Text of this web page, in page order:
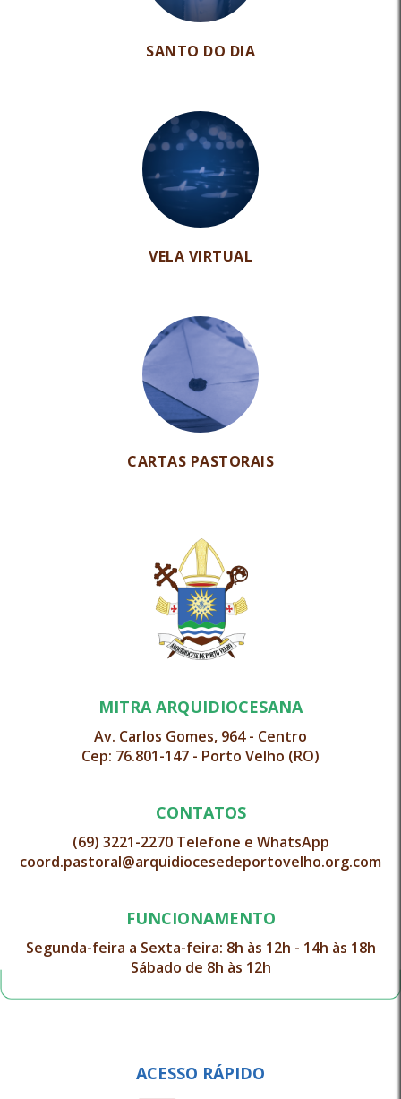
SANTO DO DIA
VELA VIRTUAL
CARTAS PASTORAIS
MITRA ARQUIDIOCESANA
Av. Carlos Gomes, 964 - Centro
Cep: 76.801-147 - Porto Velho (RO)
CONTATOS
(69) 3221-2270 Telefone e WhatsApp
coord.pastoral@arquidiocesedeportovelho.org.com
FUNCIONAMENTO
Segunda-feira a Sexta-feira: 8h às 12h - 14h às 18h
Sábado de 8h às 12h
ACESSO RÁPIDO